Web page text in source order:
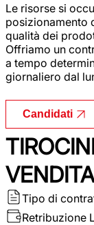
Le risorse si
posizionamento
qualità dei
Offriamo un
a tempo
giornaliero dal
Candidati
Tipo di
Retribuzione